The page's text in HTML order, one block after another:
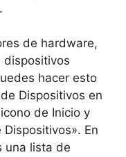
de hardware,
dispositivos
hacer esto
Dispositivos en
de Inicio y
En
una lista de